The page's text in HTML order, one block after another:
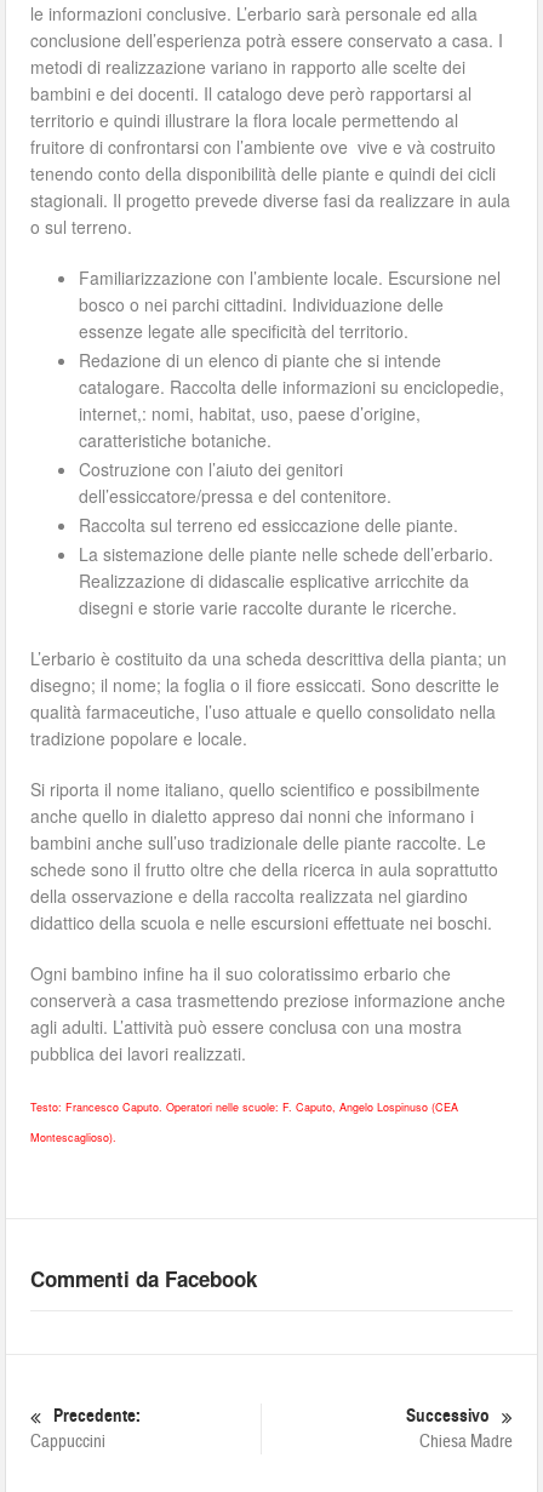
le informazioni conclusive. L’erbario sarà personale ed alla
conclusione dell’esperienza potrà essere conservato a casa. I
metodi di realizzazione variano in rapporto alle scelte dei
bambini e dei docenti. Il catalogo deve però rapportarsi al
territorio e quindi illustrare la flora locale permettendo al
fruitore di confrontarsi con l’ambiente ove vive e và costruito
tenendo conto della disponibilità delle piante e quindi dei cicli
stagionali. Il progetto prevede diverse fasi da realizzare in aula
o sul terreno.
Familiarizzazione con l’ambiente locale. Escursione nel
bosco o nei parchi cittadini. Individuazione delle
essenze legate alle specificità del territorio.
Redazione di un elenco di piante che si intende
catalogare. Raccolta delle informazioni su enciclopedie,
internet,: nomi, habitat, uso, paese d’origine,
caratteristiche botaniche.
Costruzione con l’aiuto dei genitori
dell’essiccatore/pressa e del contenitore.
Raccolta sul terreno ed essiccazione delle piante.
La sistemazione delle piante nelle schede dell’erbario.
Realizzazione di didascalie esplicative arricchite da
disegni e storie varie raccolte durante le ricerche.
L’erbario è costituito da una scheda descrittiva della pianta; un
disegno; il nome; la foglia o il fiore essiccati. Sono descritte le
qualità farmaceutiche, l’uso attuale e quello consolidato nella
tradizione popolare e locale.
Si riporta il nome italiano, quello scientifico e possibilmente
anche quello in dialetto appreso dai nonni che informano i
bambini anche sull’uso tradizionale delle piante raccolte. Le
schede sono il frutto oltre che della ricerca in aula soprattutto
della osservazione e della raccolta realizzata nel giardino
didattico della scuola e nelle escursioni effettuate nei boschi.
Ogni bambino infine ha il suo coloratissimo erbario che
conserverà a casa trasmettendo preziose informazione anche
agli adulti. L’attività può essere conclusa con una mostra
pubblica dei lavori realizzati.
Testo: Francesco Caputo. Operatori nelle scuole: F. Caputo, Angelo Lospinuso (CEA
Montescaglioso).
Commenti da Facebook
Precedente:
Cappuccini
Successivo
Chiesa Madre